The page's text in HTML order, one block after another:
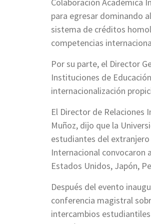
para egresar dominando
sistema de créditos
competencias
Por su parte, el Director
Instituciones de
internacionalización
El Director de Relaciones
Muñoz, dijo que la
estudiantes del extranjero
Internacional convocaron
Estados Unidos, Japón,
Después del evento
conferencia magistral
intercambios